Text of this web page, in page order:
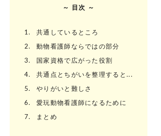
～ 目次 ～
1.
共通しているところ
2.
動物看護師ならではの部分
3.
国家資格で広がった役割
4.
共通点とちがいを整理すると...
5.
やりがいと難しさ
6.
愛玩動物看護師になるために
7.
まとめ